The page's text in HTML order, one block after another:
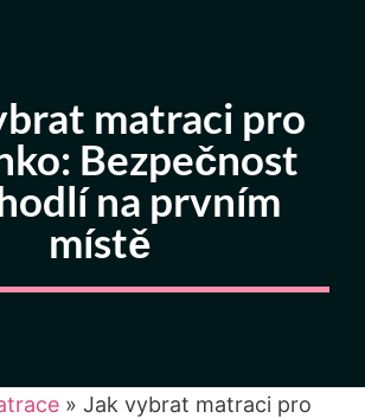
matraci pro
Bezpečnost
na prvním
místě
» Jak vybrat matraci pro